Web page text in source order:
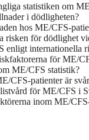
statistiken om
i dödligheten?
hos ME/CFS-
risken för dödlighet
enligt internationella
för ME/
ME/CFS statistik?
CFS-patienter är
för ME/CFS i
inom ME/